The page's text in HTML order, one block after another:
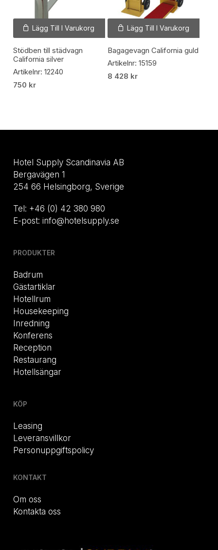
Lägg Till I Varukorg
Stödben till städvagn
California silver
Artikelnr: 12240
750 kr
Lägg Till I Varukorg
Bagagevagn California guld
Artikelnr: 15159
8 428 kr
Hotel Supply Scandinavia AB
Bergavägen 1
254 66 Helsingborg, Sverige
Tel: +46 (0) 42 380 980
E-post: info@hotelsupply.se
PRODUKTER
Badrum
Gästartiklar
Hotellrum
Housekeeping
Inredning
Konferens
Reception
Restaurang
Hotellsängar
KÖP
Leasing
Leveransvillkor
Personuppgiftspolicy
KONTAKT
Om oss
Kontakta oss